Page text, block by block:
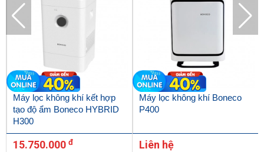
Máy lọc không khí kết hợp
tạo độ ẩm Boneco HYBRID
H300
15.750.000 đ
Máy lọc không khí Boneco
P400
Liên hệ